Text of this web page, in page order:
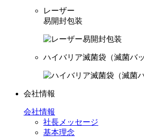
レーザー
易開封包装
ハイバリア滅菌袋（滅菌バ
会社情報
会社情報
社長メッセージ
基本理念